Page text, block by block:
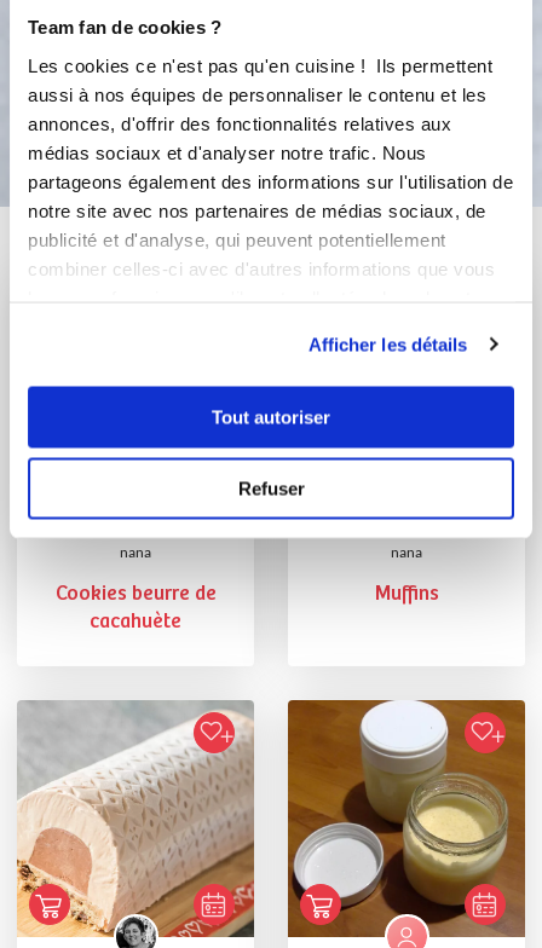
Team fan de cookies ?
Les cookies ce n'est pas qu'en cuisine ! Ils permettent
aussi à nos équipes de personnaliser le contenu et les
annonces, d'offrir des fonctionnalités relatives aux
médias sociaux et d'analyser notre trafic. Nous
partageons également des informations sur l'utilisation de
notre site avec nos partenaires de médias sociaux, de
publicité et d'analyse, qui peuvent potentiellement
combiner celles-ci avec d'autres informations que vous
Afficher les détails
Tout autoriser
Refuser
au frais jusqu’à la consommation.
Bon appétit !
Vous aimerez aussi ...
nana
Cookies beurre de
cacahuète
nana
Muffins